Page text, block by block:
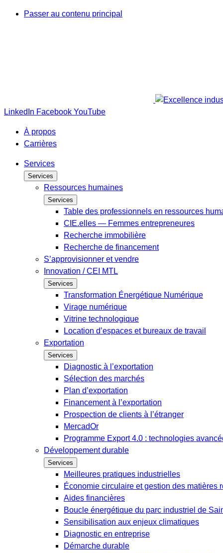
Passer au contenu principal
LinkedIn Facebook YouTube
À propos
Carrières
Services
Services
Ressources humaines
Services
Table des professionnels en ressources
CIE.elles — Femmes entrepreneures
Recherche immobilière
Recherche de financement
S’approvisionner et vendre
Innovation / CEI MTL
Services
Transformation Énergétique Numérique
Virage numérique
Vitrine technologique
Location d’espaces et bureaux de travail
Exportation
Services
Diagnostic à l’exportation
Sélection des marchés
Plan d’exportation
Financement à l’exportation
Prospection de clients à l’étranger
MercadOr
Programme Export 4.0 : technologies
Développement durable
Services
Meilleures pratiques industrielles
Économie circulaire et gestion des matières
Aides financières
Boucle énergétique du parc industriel de
Sensibilisation aux enjeux climatiques
Diagnostic en entreprise
Démarche durable